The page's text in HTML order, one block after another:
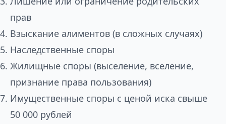
прав
Взыскание алиментов (в сложных случаях)
Наследственные споры
Жилищные споры (выселение, вселение,
признание права пользования)
Имущественные споры с ценой иска свыше
50 000 рублей